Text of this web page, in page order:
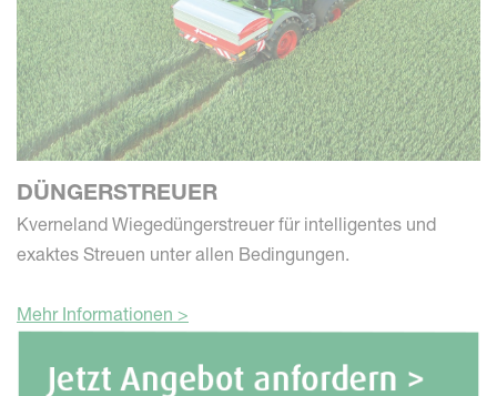
DÜNGERSTREUER
Kverneland Wiegedüngerstreuer für intelligentes und
exaktes Streuen unter allen Bedingungen.
Mehr Informationen >